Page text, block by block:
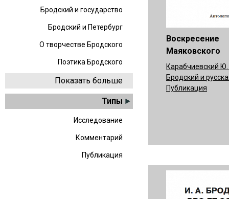
Бродский и государство
Бродский и Петербург
О творчестве Бродского
Поэтика Бродского
Показать больше
Типы
Исследование
Комментарий
Публикация
Воскресение
Маяковского
Карабчиевский
Бродский и
Публикация